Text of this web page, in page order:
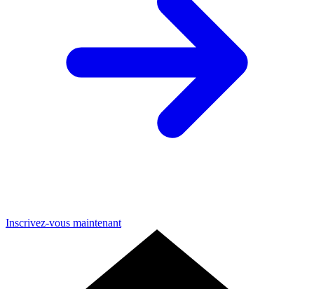
Inscrivez-vous maintenant